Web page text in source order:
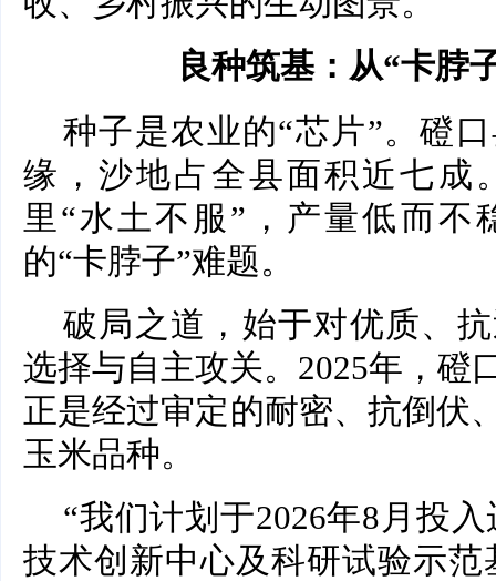
良种筑基：从“卡脖
种子是农业的“芯片”。磴
缘，沙地占全县面积近七成
里“水土不服”，产量低而不
的“卡脖子”难题。
破局之道，始于对优质、
选择与自主攻关。2025年，磴
正是经过审定的耐密、抗倒伏
玉米品种。
“我们计划于2026年8月投
技术创新中心及科研试验示范